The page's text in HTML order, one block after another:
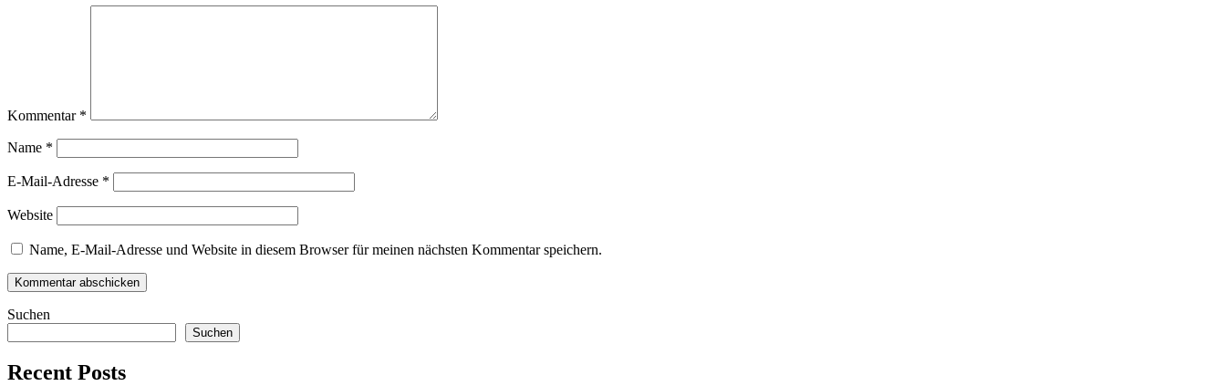
Kommentar *
Name *
E-Mail-Adresse *
Website
Name, E-Mail-Adresse und Website in diesem Browser für meinen nächsten Kommentar speichern.
Suchen
Suchen
Recent Posts